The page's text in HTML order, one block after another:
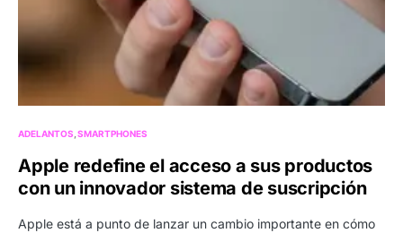
ADELANTOS SMARTPHONES
Apple redefine el acceso a sus productos
con un innovador sistema de suscripción
Apple está a punto de lanzar un cambio importante en cómo